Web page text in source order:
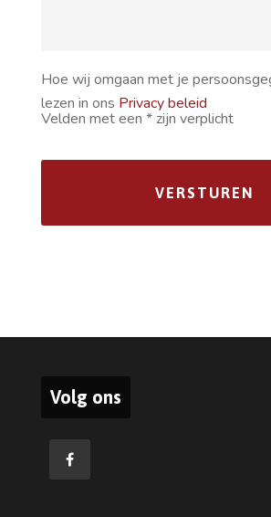
Hoe wij omgaan met je
lezen in ons Privacy beleid
Velden met een * zijn verplicht
Volg ons